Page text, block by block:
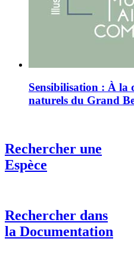
Sensibilisation : À la
naturels du Grand
Rechercher une
Espèce
Rechercher dans
la Documentation